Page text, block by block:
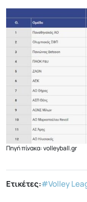
Πηγή πίνακα: volleyball.gr
Ετικέτες:#Volley